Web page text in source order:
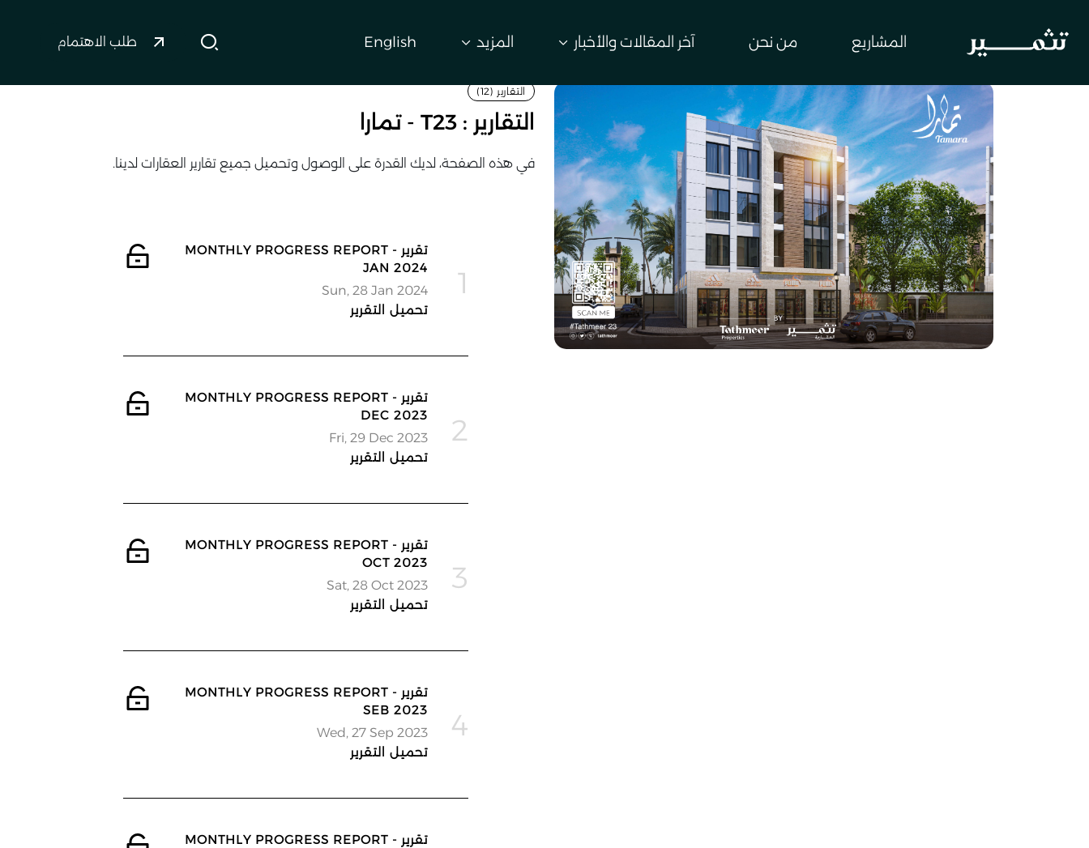
طلب الاهتمام المشاريع من نحن آخر المقالات والأخبار المزيد English
التقارير (12)
التقارير : T23 - تمارا
في هذه الصفحة، لديك القدرة على الوصول وتحميل جميع تقارير العقارات لدينا.
1
تقرير MONTHLY PROGRESS REPORT -
JAN 2024
Sun, 28 Jan 2024
تحميل التقرير
2
تقرير MONTHLY PROGRESS REPORT -
DEC 2023
Fri, 29 Dec 2023
تحميل التقرير
3
تقرير MONTHLY PROGRESS REPORT -
OCT 2023
Sat, 28 Oct 2023
تحميل التقرير
4
تقرير MONTHLY PROGRESS REPORT -
SEB 2023
Wed, 27 Sep 2023
تحميل التقرير
تقرير MONTHLY PROGRESS REPORT -